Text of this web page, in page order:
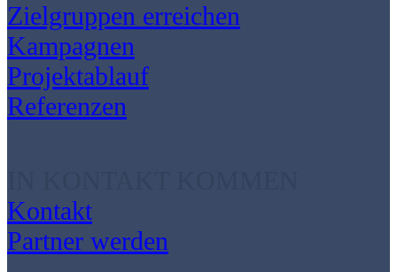
Zielgruppen erreichen
Kampagnen
Projektablauf
Referenzen
Kontakt
Partner werden